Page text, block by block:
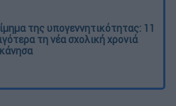
της υπογεννητικότητας: 11
τη νέα σχολική χρονιά